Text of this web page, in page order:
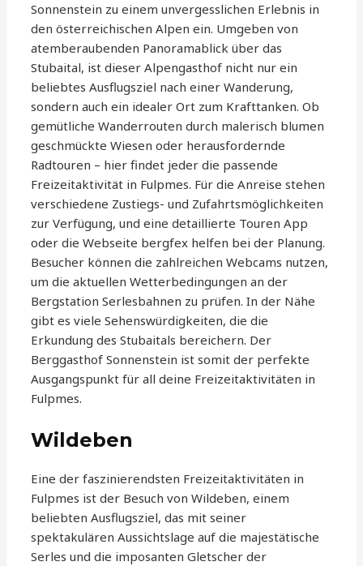
Sonnenstein zu einem unvergesslichen Erlebnis in
den österreichischen Alpen ein. Umgeben von
atemberaubenden Panoramablick über das
Stubaital, ist dieser Alpengasthof nicht nur ein
beliebtes Ausflugsziel nach einer Wanderung,
sondern auch ein idealer Ort zum Krafttanken. Ob
gemütliche Wanderrouten durch malerisch blumen
geschmückte Wiesen oder herausfordernde
Radtouren – hier findet jeder die passende
Freizeitaktivität in Fulpmes. Für die Anreise stehen
verschiedene Zustiegs- und Zufahrtsmöglichkeiten
zur Verfügung, und eine detaillierte Touren App
oder die Webseite bergfex helfen bei der Planung.
Besucher können die zahlreichen Webcams nutzen,
um die aktuellen Wetterbedingungen an der
Bergstation Serlesbahnen zu prüfen. In der Nähe
gibt es viele Sehenswürdigkeiten, die die
Erkundung des Stubaitals bereichern. Der
Berggasthof Sonnenstein ist somit der perfekte
Ausgangspunkt für all deine Freizeitaktivitäten in
Fulpmes.
Wildeben
Eine der faszinierendsten Freizeitaktivitäten in
Fulpmes ist der Besuch von Wildeben, einem
beliebten Ausflugsziel, das mit seiner
spektakulären Aussichtslage auf die majestätische
Serles und die imposanten Gletscher der